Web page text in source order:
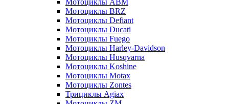
Мотоциклы ABM
Мотоциклы BRZ
Мотоциклы Defiant
Мотоциклы Ducati
Мотоциклы Fuego
Мотоциклы Harley-Davidson
Мотоциклы Husqvarna
Мотоциклы Koshine
Мотоциклы Motax
Мотоциклы Zontes
Трициклы Agiax